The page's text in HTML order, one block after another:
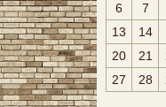
6
7
13
14
20
21
27
28